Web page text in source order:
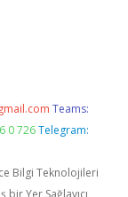
Teams:
0 726 Telegram:
Bilgi Teknolojileri
Yer Sağlayıcı